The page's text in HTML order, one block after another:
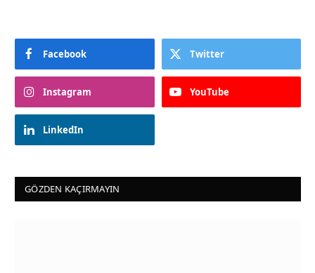
Facebook Twitter
Instagram YouTube
LinkedIn
GÖZDEN KAÇIRMAYIN